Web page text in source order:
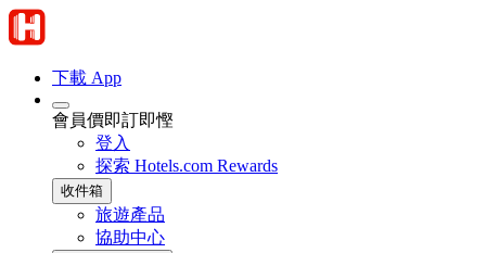
下載 App
會員價即訂即慳
登入
探索 Hotels.com Rewards
收件箱
旅遊產品
協助中心